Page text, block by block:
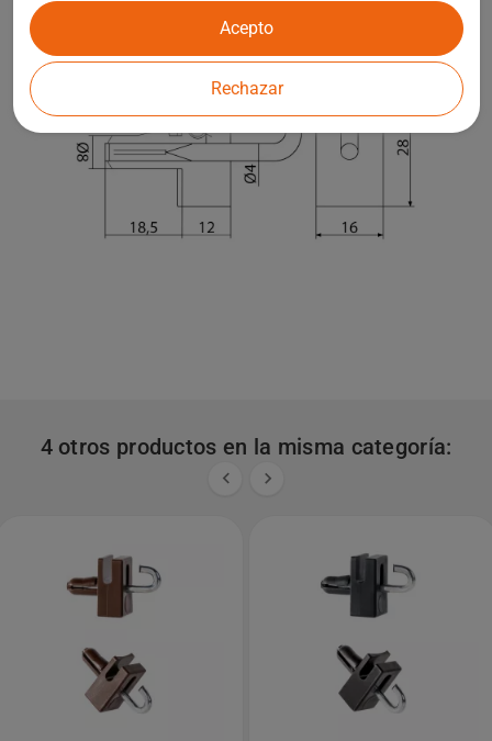
4 otros productos en la misma categoría:
 
Rechazar
Acepto